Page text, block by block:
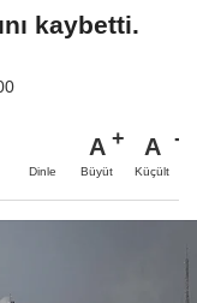
kaybetti.
Dinle
A
Büyüt
A
Küçült